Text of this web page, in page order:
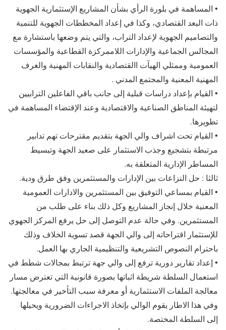
• المساهمة في بلورة الرأي بشأن المشاريع الإستثمارية الجهوية
ذات البعد القتصادي، وكذا في إعداد المخططات الجهوية للتنمية
والتصاميم الجهوية لإعداد التراب، والتي يتم وضعها باستشارة مع
المجالس الجماعية والإدارات اللاممركزة القطاعية والمؤسسات
العمومية وممثلي الهيآت االقتصادية والنقابات المهنية والغرف
المهنية المعنية والمجتمع المدني .
• القيام بإعداد دراسات قبلية إلى جانب باقي الفاعلين الترابيين
لتهيئة المناطق الصناعية والاقتصادية وعند الإقتضاء المساهمة في
تطويرها.
• القيام تحت اشراف والي الجهة بتقديم مقترحات تهم تدابير
مرتبطة بتشجيع وجذب الاستثمار على صعيد الجهة وتبسيط
المساطر الإدارية المتعلقة به.
ثالثا : حل النزاعات بين الإدارات والمستثمرين وفق طرق ودية.
• القيام بمساعي التوفيق بين المستثمرين والادارات العمومية
المعنية خلال إنجاز المشاريع وكل ذلك بناء على طلب من
المستثمرين. وفي حالة عدم التوصل إلى حل يرفع المركز الجهوي
للإستثمار اقتراحاته إلى والي الجهة قصد تسوية الخلاف وذلك
باحترام النصوص التشريعية والتنظيمية الجاري بها العمل.
• إعداد تقارير دورية ترفع إلى والي جهة ترتبط بمجالات شطط في
استعمال السلطة شريطة اثباتها بصورة قانونية التي تعترض مسار
معالجة الملفات الاستثمارية أو معرفة سبب التأخير في معالجتها.
وفي هذا الاطار يقوم الوالي بإتخاذ الاجراءات الضرورية ويحيلها
إلى السلطة المختصة.